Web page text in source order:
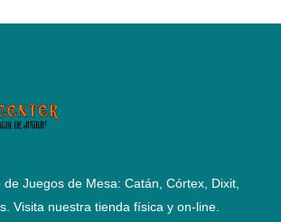
Juegos de Mesa: Catán, Córtex, Dixit,
Visita nuestra tienda física y on-line.